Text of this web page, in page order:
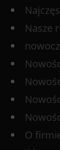
Nasze
O